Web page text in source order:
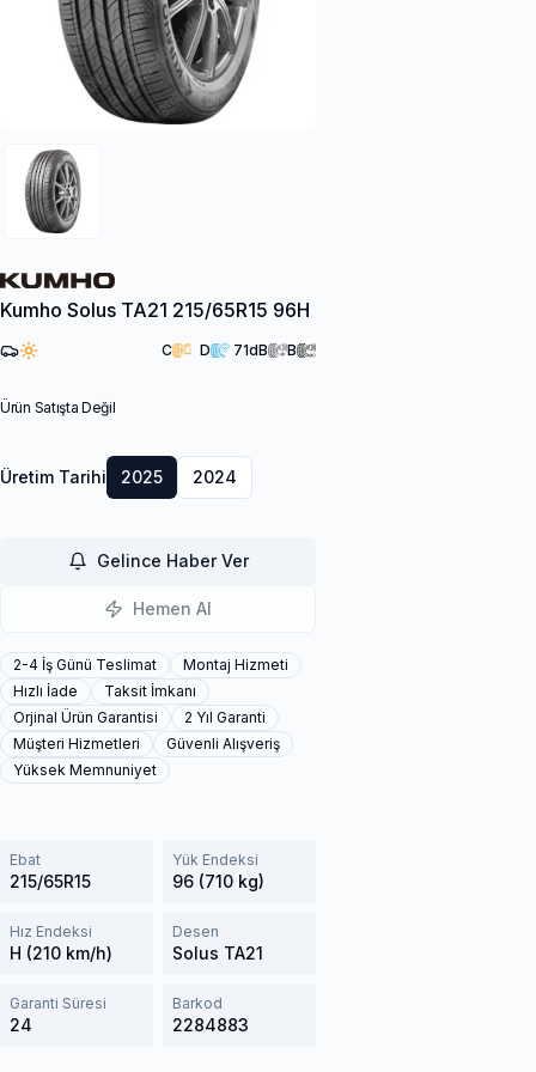
Kumho Solus TA21 215/65R15 96H
C D 71dB B
Ürün Satışta Değil
Üretim Tarihi 2025 2024
Gelince Haber Ver
Hemen Al
2-4 İş Günü Teslimat
Montaj Hizmeti
Hızlı İade
Taksit İmkanı
Orjinal Ürün Garantisi
2 Yıl Garanti
Müşteri Hizmetleri
Güvenli Alışveriş
Yüksek Memnuniyet
Ebat
215/65R15
Yük Endeksi
96 (710 kg)
Hız Endeksi
H (210 km/h)
Desen
Solus TA21
Garanti Süresi
24
Barkod
2284883